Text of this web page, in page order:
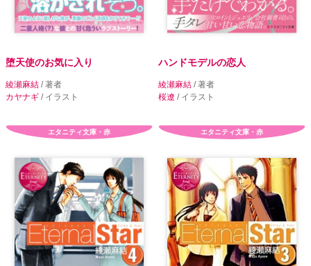
堕天使のお気に入り
綾瀬麻結 / 著者
カヤナギ / イラスト
ハンドモデルの恋人
綾瀬麻結 / 著者
桜遼 / イラスト
エタニティ文庫・赤 エタニティ文庫・赤